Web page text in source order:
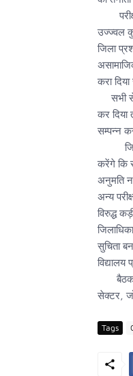
उज्ज्वल
जिला
करा दिया
सभी
कर दिया
सम्पन्न
करेंगे कि
अनुमति
अन्य
विरुद्ध
सुचिता
बैठक में
सेक्टर,
Tags